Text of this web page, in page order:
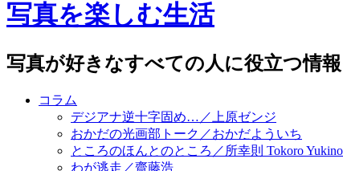
写真を楽しむ生活
写真が好きなすべての人に役立つ情
コラム
デジアナ逆十字固め…／上原ゼンジ
おかだの光画部トーク／おかだよういち
ところのほんとのところ／所幸則 Tokoro
わが逃走／齋藤浩